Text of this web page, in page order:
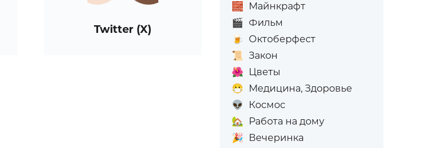
Twitter (X)
🧱 Майнкрафт
🎬 Фильм
🍺
Октоберфест
📜 Закон
🌺 Цветы
😷 Медицина, Здоровье
👽
Космос
🏡
Работа на дому
🎉 Вечеринка